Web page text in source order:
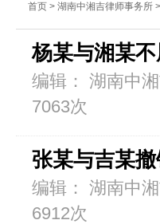
首页 > 湖南中湘吉律师事务所 >
杨某与湘某
编辑： 湖南中
7063次
张某与吉某
编辑： 湖南中
6912次